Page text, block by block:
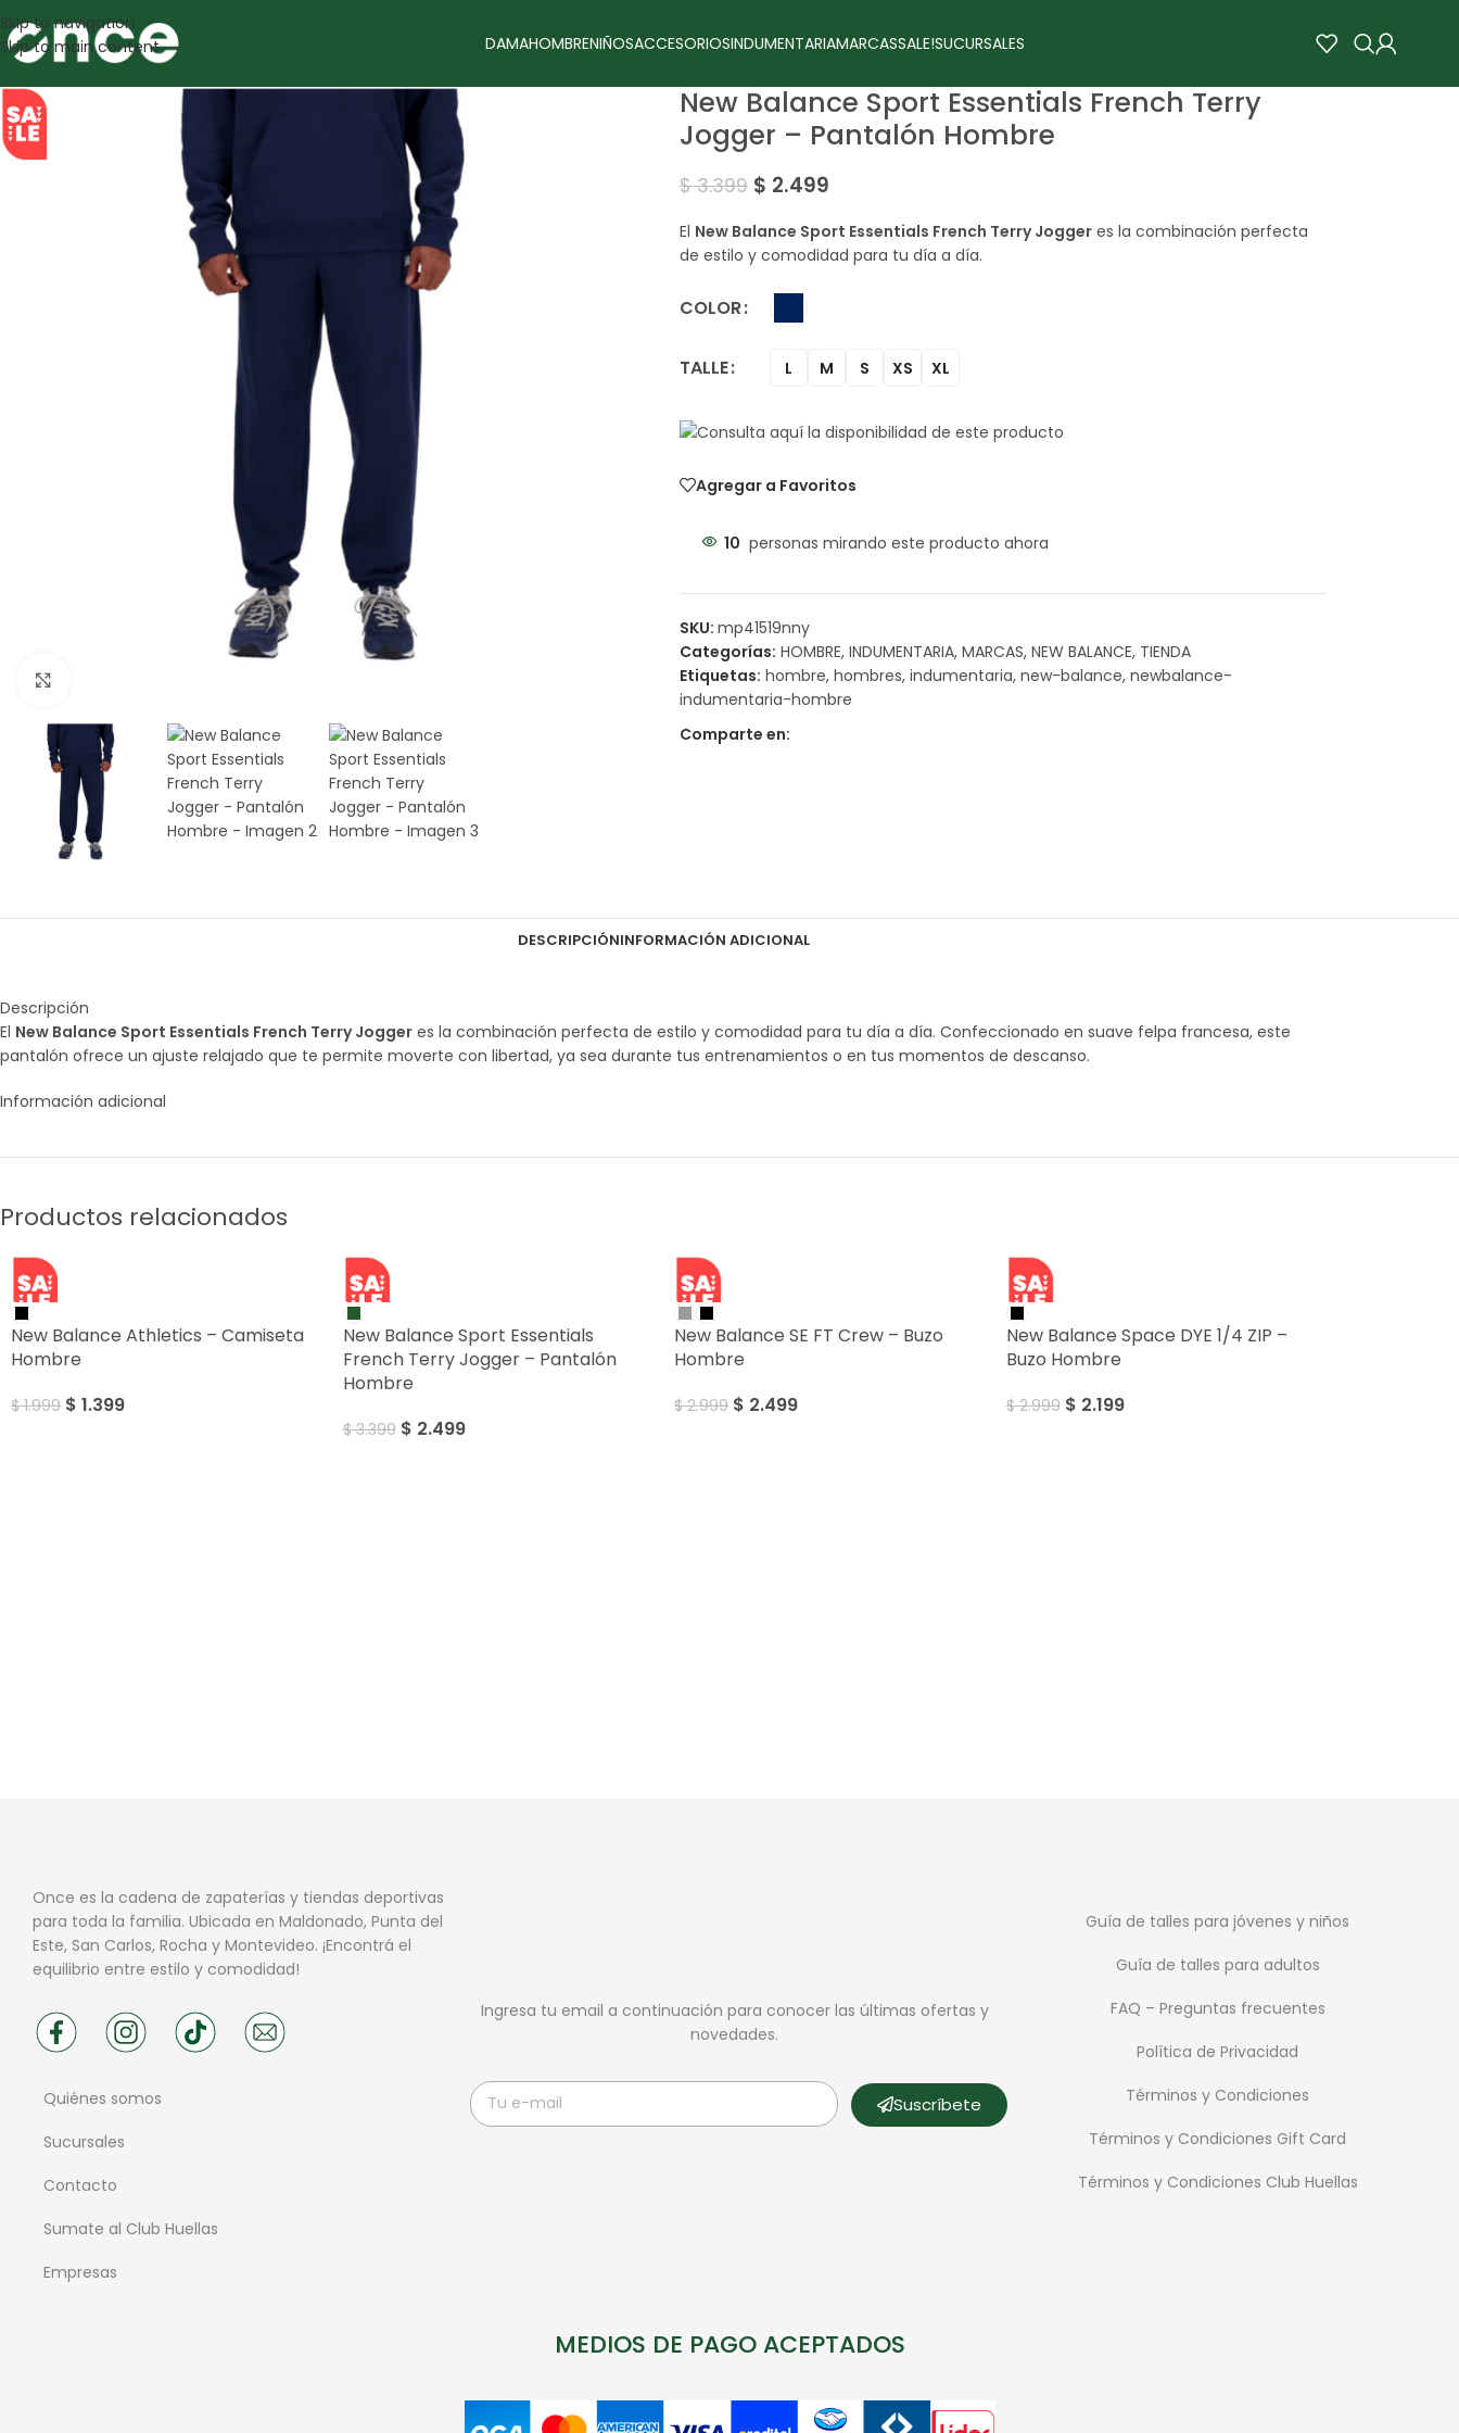
Skip to navigation
Skip to main content
DAMAHOMBRENIÑOSACCESORIOSINDUMENTARIAMARCASSALE!SUCURSALES
SALE
New Balance Sport Essentials French Terry
Jogger – Pantalón Hombre
$3.399 $ 2.499
El New Balance Sport Essentials French Terry Joggeres la combinación perfecta
de estilo y comodidad para tu día a día.
COLOR
TALLE L M S XS XL
Agregar a Favoritos
10 personas mirando este producto ahora
SKU: mp41519nny
Categorías: HOMBRE, INDUMENTARIA, MARCAS, NEW BALANCE, TIENDA
Etiquetas: hombre, hombres, indumentaria, new-balance, newbalance-
indumentaria-hombre
Comparte en:
DESCRIPCIÓNINFORMACIÓN ADICIONAL
Descripción
El New Balance Sport Essentials French Terry Jogger es la combinación perfecta de estilo y comodidad para tu día a día. Confeccionado en suave felpa francesa, este
pantalón ofrece un ajuste relajado que te permite moverte con libertad, ya sea durante tus entrenamientos o en tus momentos de descanso.
Información adicional
Productos relacionados
SALE
New Balance Athletics – Camiseta
Hombre
$1.999 $ 1.399
SALE
New Balance Sport Essentials
French Terry Jogger – Pantalón
Hombre
$3.399 $ 2.499
SALE
New Balance SE FT Crew – Buzo
Hombre
$2.999 $ 2.499
SALE
New Balance Space DYE 1/4 ZIP –
Buzo Hombre
$2.999 $ 2.199
Once es la cadena de zapaterías y tiendas deportivas
para toda la familia. Ubicada en Maldonado, Punta del
Este, San Carlos, Rocha y Montevideo. ¡Encontrá el
equilibrio entre estilo y comodidad!
Quiénes somos
Sucursales
Contacto
Sumate al Club Huellas
Empresas
Ingresa tu email a continuación para conocer las últimas ofertas y
novedades.
Suscríbete
Guía de talles para jóvenes y niños
Guía de talles para adultos
FAQ – Preguntas frecuentes
Política de Privacidad
Términos y Condiciones
Términos y Condiciones Gift Card
Términos y Condiciones Club Huellas
MEDIOS DE PAGO ACEPTADOS